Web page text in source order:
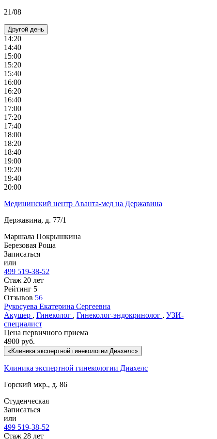
21/08
Другой день
14:20
14:40
15:00
15:20
15:40
16:00
16:20
16:40
17:00
17:20
17:40
18:00
18:20
18:40
19:00
19:20
19:40
20:00
Медицинский центр Аванта-мед на Державина
Державина, д. 77/1
Маршала Покрышкина
Березовая Роща
Записаться
или
499 519-38-52
Стаж 20 лет
Рейтинг 5
Отзывов 56
Рукосуева Екатерина Сергеевна
Акушер , Гинеколог , Гинеколог-эндокринолог , УЗИ-
специалист
Цена первичного приема
4900 руб.
«Клиника экспертной гинекологии Диахелс»
Клиника экспертной гинекологии Диахелс
Горский мкр., д. 86
Студенческая
Записаться
или
499 519-38-52
Стаж 28 лет